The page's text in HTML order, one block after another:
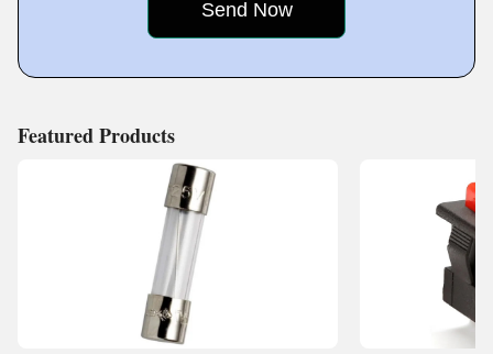
Featured Products